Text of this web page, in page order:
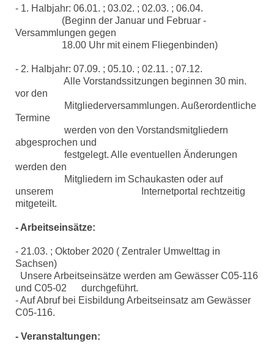
- 1. Halbjahr: 06.01. ; 03.02. ; 02.03. ; 06.04.
(Beginn der Januar und Februar -
Versammlungen gegen
18.00 Uhr mit einem Fliegenbinden)
- 2. Halbjahr: 07.09. ; 05.10. ; 02.11. ; 07.12.
Alle Vorstandssitzungen beginnen 30 min.
vor den
Mitgliederversammlungen. Außerordentliche
Termine
werden von den Vorstandsmitgliedern
abgesprochen und
festgelegt. Alle eventuellen Änderungen
werden den
Mitgliedern im Schaukasten oder auf
unserem Internetportal rechtzeitig
mitgeteilt.
- Arbeitseinsätze:
- 21.03. ; Oktober 2020 ( Zentraler Umwelttag in
Sachsen)
Unsere Arbeitseinsätze werden am Gewässer C05-116
und C05-02 durchgeführt.
- Auf Abruf bei Eisbildung Arbeitseinsatz am Gewässer
C05-116.
- Veranstaltungen: